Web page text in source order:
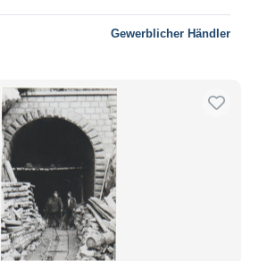
Gewerblicher Händler